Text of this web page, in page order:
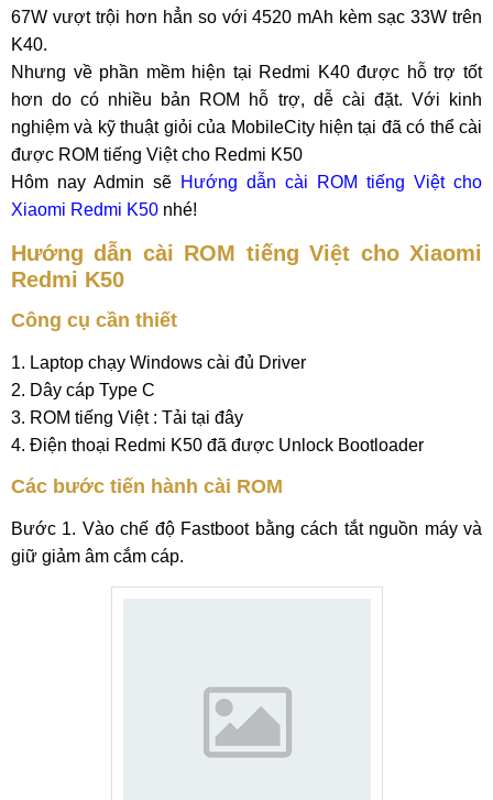
67W vượt trội hơn hẳn so với 4520 mAh kèm sạc 33W trên
K40.
Nhưng về phần mềm hiện tại Redmi K40 được hỗ trợ tốt
hơn do có nhiều bản ROM hỗ trợ, dễ cài đặt. Với kinh
nghiệm và kỹ thuật giỏi của MobileCity hiện tại đã có thể cài
được ROM tiếng Việt cho Redmi K50
Hôm nay Admin sẽ Hướng dẫn cài ROM tiếng Việt cho
Xiaomi Redmi K50 nhé!
Hướng dẫn cài ROM tiếng Việt cho Xiaomi
Redmi K50
Công cụ cần thiết
1. Laptop chạy Windows cài đủ Driver
2. Dây cáp Type C
3. ROM tiếng Việt : Tải tại đây
4. Điện thoại Redmi K50 đã được Unlock Bootloader
Các bước tiến hành cài ROM
Bước 1. Vào chế độ Fastboot bằng cách tắt nguồn máy và
giữ giảm âm cắm cáp.